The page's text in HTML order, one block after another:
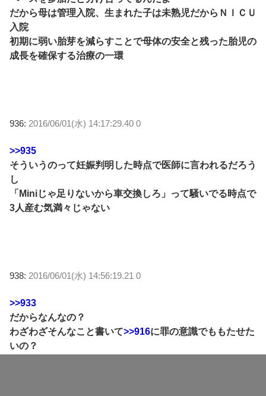
だから母は管理入院、生まれた子は未熟児だからＮＩＣＵ
入院
初期に弱い胎芽を減らすことで母体の安全と残った胎児の
成長を確保する治療の一環
936: 2016/06/01(水) 14:17:29.40 0
>>935
そういうのって妊娠判明した時点で医師に言われるだろう
し
「Miniじゃ足りないから車交換しろ」って騒いでる時点で
3人産む気満々じゃない
938: 2016/06/01(水) 14:56:19.21 0
>>933
だからなんなの？
わざわざそんなこと書いて>>916に罪の意識でももたせた
いの？